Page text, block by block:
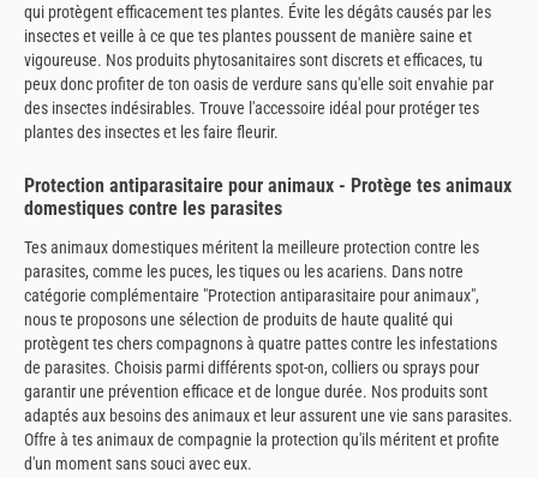
qui protègent efficacement tes plantes. Évite les dégâts causés par les
insectes et veille à ce que tes plantes poussent de manière saine et
vigoureuse. Nos produits phytosanitaires sont discrets et efficaces, tu
peux donc profiter de ton oasis de verdure sans qu'elle soit envahie par
des insectes indésirables. Trouve l'accessoire idéal pour protéger tes
plantes des insectes et les faire fleurir.
Protection antiparasitaire pour animaux - Protège tes animaux
domestiques contre les parasites
Tes animaux domestiques méritent la meilleure protection contre les
parasites, comme les puces, les tiques ou les acariens. Dans notre
catégorie complémentaire "Protection antiparasitaire pour animaux",
nous te proposons une sélection de produits de haute qualité qui
protègent tes chers compagnons à quatre pattes contre les infestations
de parasites. Choisis parmi différents spot-on, colliers ou sprays pour
garantir une prévention efficace et de longue durée. Nos produits sont
adaptés aux besoins des animaux et leur assurent une vie sans parasites.
Offre à tes animaux de compagnie la protection qu'ils méritent et profite
d'un moment sans souci avec eux.